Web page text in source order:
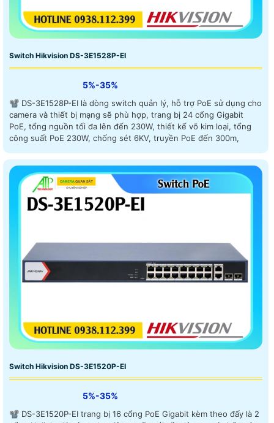
Switch Hikvision DS-3E1528P-EI
5%-35%
📽 DS-3E1528P-EI là dòng switch quản lý, hỗ trợ PoE sử dụng cho
camera và thiết bị mạng sẽ phù hợp, trang bị 24 cổng Gigabit
PoE, tổng nguồn tối đa lên đến 230W, thiết kế võ kim loại, tổng
công suất PoE 230W, chống sét 6KV, truyền PoE đến 300m,
Switch Hikvision DS-3E1520P-EI
5%-35%
📽 DS-3E1520P-EI trang bị 16 cổng PoE Gigabit kèm theo đấy là 2